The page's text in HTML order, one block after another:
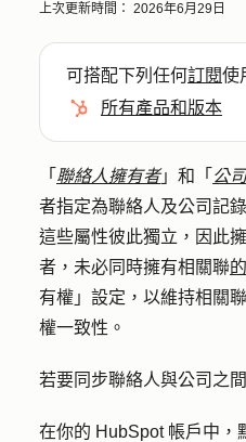
上次更新時間： 2026年6月29日
可搭配下列任何訂閱使
所有產品和版本
「 聯絡人擁有者」和「 公
者指定為聯絡人及公司記
這些屬性彼此獨立，因此
者，未必同時擁有相關聯
有權」設定，以維持相關
權一致性。
若要同步聯絡人與公司之
在你的 HubSpot 帳戶中，